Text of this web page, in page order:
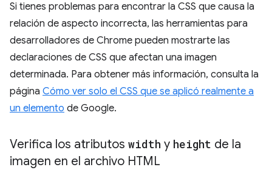
Si tienes problemas para encontrar la CSS que causa la
relación de aspecto incorrecta, las herramientas para
desarrolladores de Chrome pueden mostrarte las
declaraciones de CSS que afectan una imagen
determinada. Para obtener más información, consulta la
página Cómo ver solo el CSS que se aplicó realmente a
un elemento de Google.
Verifica los atributos width y height de la
imagen en el archivo HTML